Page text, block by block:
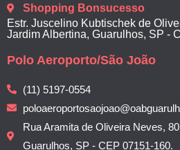
Shopping Bonsucesso
Estr. Juscelino Kubtischek de
Jardim Albertina, Guarulhos, SP -
Polo Aeroporto/São João
(11) 5197-0554
Rua Aramita de Oliveira Neves,
Guarulhos, SP - CEP 07151-160.